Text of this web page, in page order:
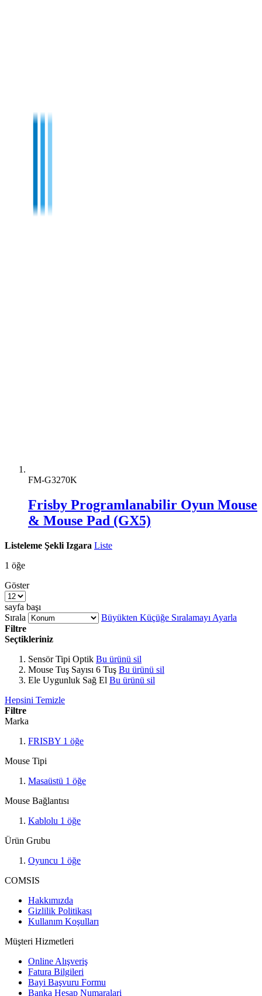
FM-G3270K
Frisby Programlanabilir Oyun Mouse
& Mouse Pad (GX5)
Listeleme Şekli Izgara Liste
1 öğe
Göster
sayfa başı
Sırala
Büyükten Küçüğe Sıralamayı Ayarla
Filtre
Seçtikleriniz
Sensör Tipi Optik Bu ürünü sil
Mouse Tuş Sayısı 6 Tuş Bu ürünü sil
Ele Uygunluk Sağ El Bu ürünü sil
Hepsini Temizle
Filtre
Marka
FRISBY 1 öğe
Mouse Tipi
Masaüstü 1 öğe
Mouse Bağlantısı
Kablolu 1 öğe
Ürün Grubu
Oyuncu 1 öğe
COMSIS
Hakkımızda
Gizlilik Politikası
Kullanım Koşulları
Müşteri Hizmetleri
Online Alışveriş
Fatura Bilgileri
Bayi Başvuru Formu
Banka Hesap Numaralari